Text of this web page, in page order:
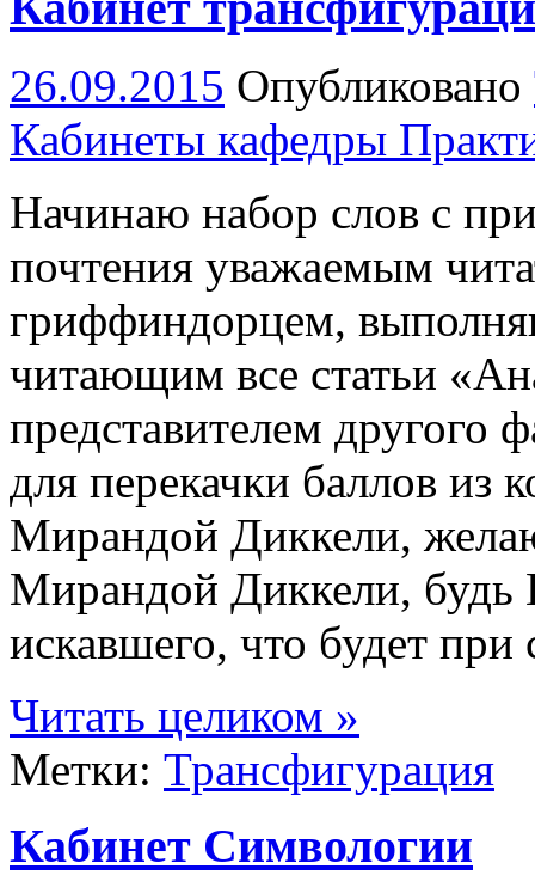
26.09.2015 Опубликовано
Кабинеты кафедры
Начинаю набор слов с
почтения уважаемым
гриффиндорцем,
читающим все статьи
представителем другого
для перекачки баллов
Мирандой Диккели,
Мирандой Диккели,
искавшего, что будет
Читать целиком »
Метки: Трансфигурация
Кабинет Символогии